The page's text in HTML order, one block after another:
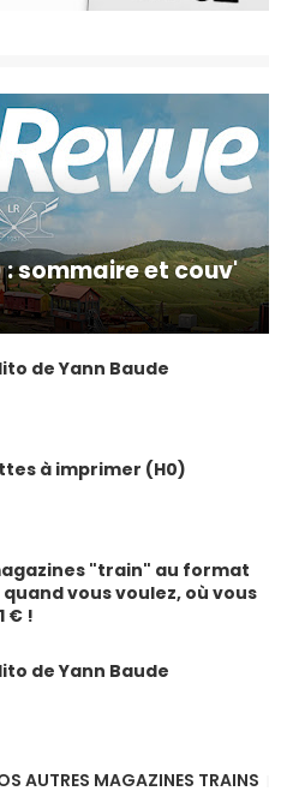
: sommaire et couv'
de Yann Baude
à imprimer (H0)
"train" au format
vous voulez, où vous
€ !
de Yann Baude
AUTRES MAGAZINES TRAINS